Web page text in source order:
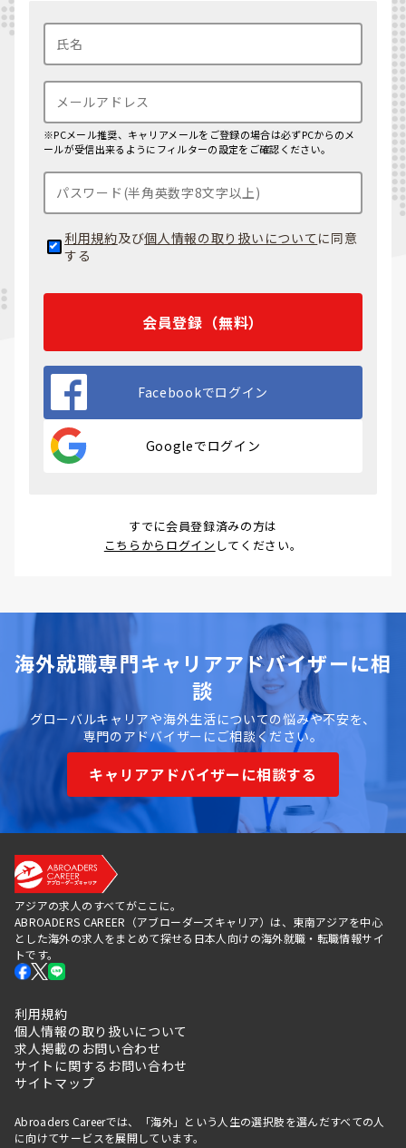
※PCメール推奨、キャリアメールをご登録の場合は必ずPCからのメ
ールが受信出来るようにフィルターの設定をご確認ください。
利用規約及び個人情報の取り扱いについて に同意
する
会員登録（無料）
Facebookでログイン
Googleでログイン
すでに会員登録済みの方は
こちらからログイン してください。
海外就職専門キャリアアドバイザーに相
談
グローバルキャリアや海外生活についての悩みや不安を、
専門のアドバイザーにご相談ください。
キャリアアドバイザーに相談する
アジアの求人のすべてがここに。
ABROADERS CAREER（アブローダーズキャリア）は、東南アジアを中心
とした海外の求人をまとめて探せる日本人向けの海外就職・転職情報サイ
トです。
利用規約
個人情報の取り扱いについて
求人掲載のお問い合わせ
サイトに関するお問い合わせ
サイトマップ
Abroaders Careerでは、「海外」という人生の選択肢を選んだすべての人
に向けてサービスを展開しています。